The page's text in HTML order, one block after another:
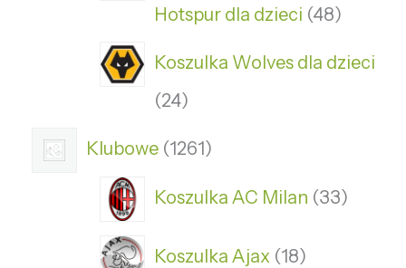
Hotspur dla dzieci 48
Koszulka Wolves dla dzieci
24
Klubowe 1261
Koszulka AC Milan 33
Koszulka Ajax 18